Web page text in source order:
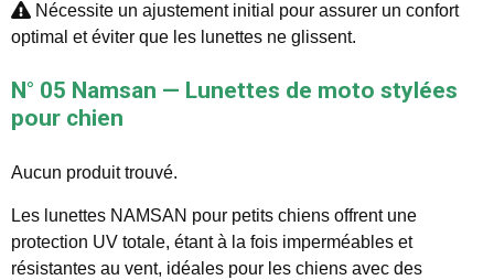
Nécessite un ajustement initial pour assurer un confort
optimal et éviter que les lunettes ne glissent.
N° 05 Namsan — Lunettes de moto stylées
pour chien
Aucun produit trouvé.
Les lunettes NAMSAN pour petits chiens offrent une
protection UV totale, étant à la fois imperméables et
résistantes au vent, idéales pour les chiens avec des